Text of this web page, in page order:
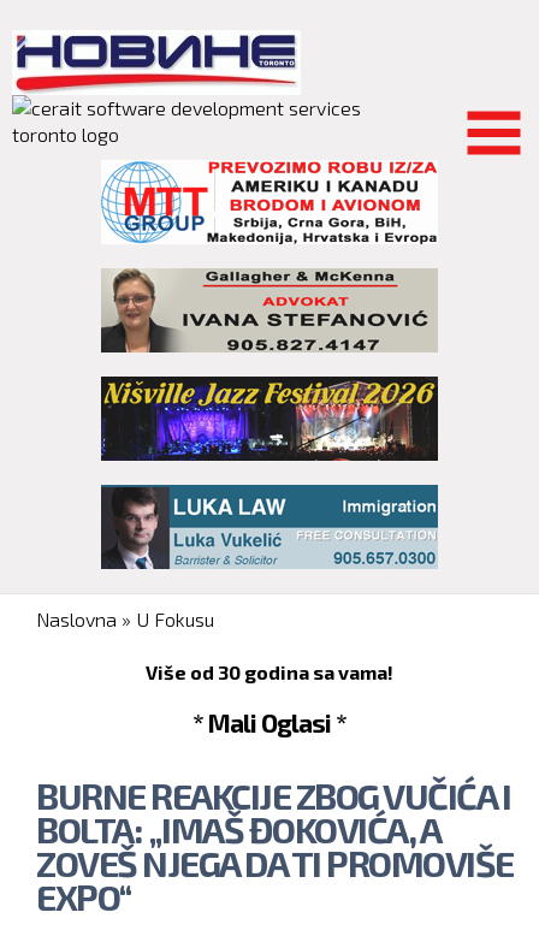
main
content
You are here
Naslovna » U Fokusu
Više od 30 godina sa vama!
* Mali Oglasi *
BURNE REAKCIJE ZBOG VUČIĆA I
BOLTA: „IMAŠ ĐOKOVIĆA, A
ZOVEŠ NJEGA DA TI PROMOVIŠE
EXPO“